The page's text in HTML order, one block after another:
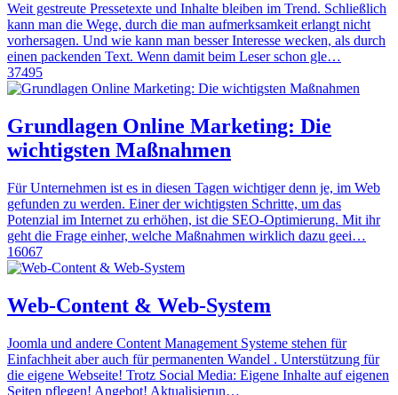
Weit gestreute Pressetexte und Inhalte bleiben im Trend. Schließlich
kann man die Wege, durch die man aufmerksamkeit erlangt nicht
vorhersagen. Und wie kann man besser Interesse wecken, als durch
einen packenden Text. Wenn damit beim Leser schon gle…
37495
Grundlagen Online Marketing: Die
wichtigsten Maßnahmen
Für Unternehmen ist es in diesen Tagen wichtiger denn je, im Web
gefunden zu werden. Einer der wichtigsten Schritte, um das
Potenzial im Internet zu erhöhen, ist die SEO-Optimierung. Mit ihr
geht die Frage einher, welche Maßnahmen wirklich dazu geei…
16067
Web-Content & Web-System
Joomla und andere Content Management Systeme stehen für
Einfachheit aber auch für permanenten Wandel . Unterstützung für
die eigene Webseite! Trotz Social Media: Eigene Inhalte auf eigenen
Seiten pflegen! Angebot! Aktualisierun…